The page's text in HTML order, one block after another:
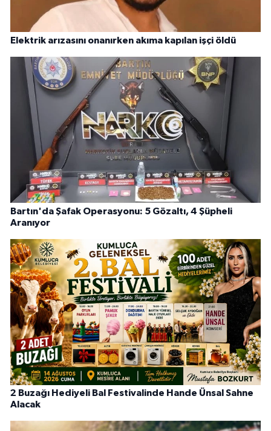
Elektrik arızasını onanırken akıma kapılan işçi öldü
Bartın'da Şafak Operasyonu: 5 Gözaltı, 4 Şüpheli
Aranıyor
2 Buzağı Hediyeli Bal Festivalinde Hande Ünsal Sahne
Alacak